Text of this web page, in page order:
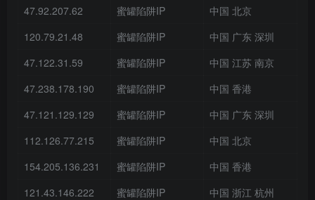
47.92.207.62
蜜罐陷阱IP
中国 北京
120.79.21.48
蜜罐陷阱IP
中国 广东 深圳
47.122.31.59
蜜罐陷阱IP
中国 江苏 南京
47.238.178.190
蜜罐陷阱IP
中国 香港
47.121.129.129
蜜罐陷阱IP
中国 广东 深圳
112.126.77.215
蜜罐陷阱IP
中国 北京
154.205.136.231
蜜罐陷阱IP
中国 香港
121.43.146.222
蜜罐陷阱IP
中国 浙江 杭州